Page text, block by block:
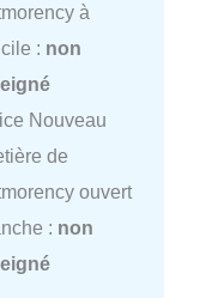
à
: non
Nouveau
de
ouvert
: non